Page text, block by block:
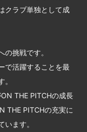
クラブ単独として成
挑戦です。
で活躍することを最
THE PITCHの成長
THE PITCHの充実に
ます。